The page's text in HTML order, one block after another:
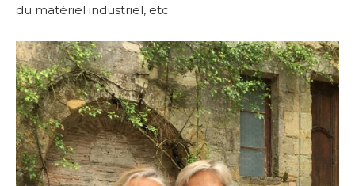
du matériel industriel, etc.